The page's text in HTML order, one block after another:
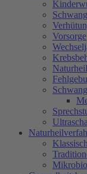
Vorsorge